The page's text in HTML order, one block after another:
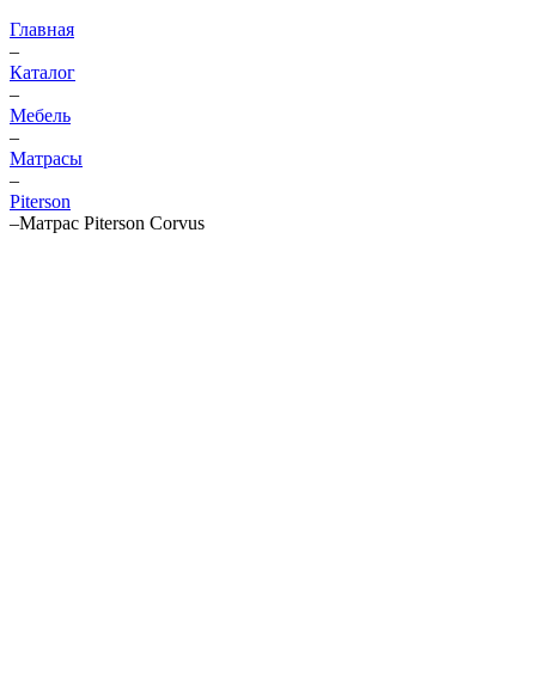
Главная
–
Каталог
–
Мебель
–
Матрасы
–
Piterson
–Матрас Piterson Corvus